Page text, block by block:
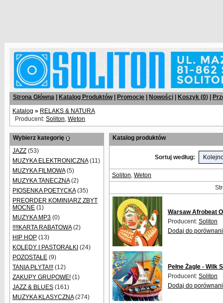
Strona Główna Katalog Produktów| Promocje Nowości Koszyk (0)
Katalog » RELAKS & NATURA
Producent: Soliton, Weton
Wybierz kategorię
JAZZ (53)
MUZYKA ELEKTRONICZNA(11)
MUZYKA FILMOWA(5)
MUZYKA TANECZNA(2)
PIOSENKA POETYCKA(35)
PREORDER KOMINIARZ ZBYT
MOCNE (1)
MUZYKA MP3 (0)
!!!!KARTA RABATOWA(2)
HIP HOP (13)
KOLĘDY I PASTORAŁKI (24)
POZOSTAŁE (9)
TANIA PŁYTA!!! (12)
ZAKUPY GRUPOWE! (1)
JAZZ & BLUES (161)
MUZYKA KLASYCZNA(274)
Katalog produktów
Sortuj według:
Soliton, Weton
Warsaw Afrobeat
Producent: Soliton
Dodaj do
Pełne Żagle - Wilk
Producent: Soliton
Dodaj do